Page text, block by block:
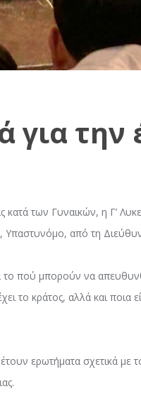
για
των Γυναικών, η Γ’
από τη
το πού μπορούν να
το κράτος, αλλά και ποια
ερωτήματα σχετικά με